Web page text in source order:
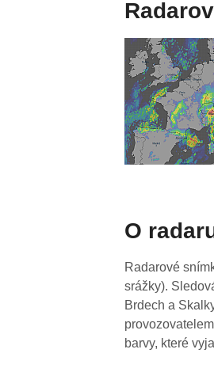
O
Radarové
srážky).
Brdech a
barvy, které